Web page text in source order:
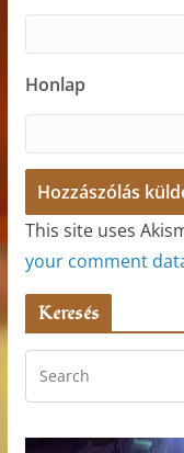
Honlap
This site uses
your comment
Keresés